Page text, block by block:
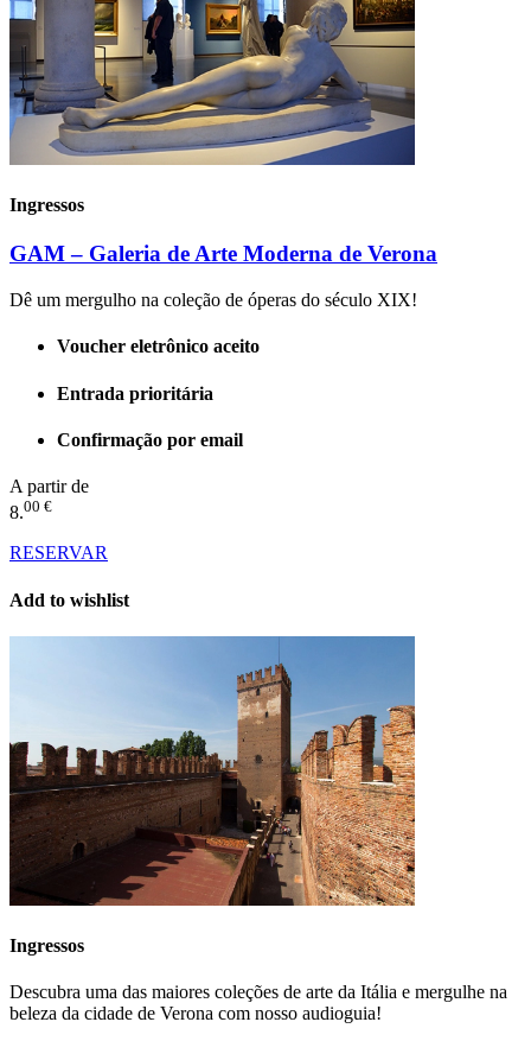
Ingressos
GAM – Galeria de Arte Moderna de Verona
Dê um mergulho na coleção de óperas do século XIX!
Voucher eletrônico aceito
Entrada prioritária
Confirmação por email
A partir de
8.00 €
RESERVAR
Add to wishlist
Ingressos
Descubra uma das maiores coleções de arte da Itália e mergulhe na
beleza da cidade de Verona com nosso audioguia!